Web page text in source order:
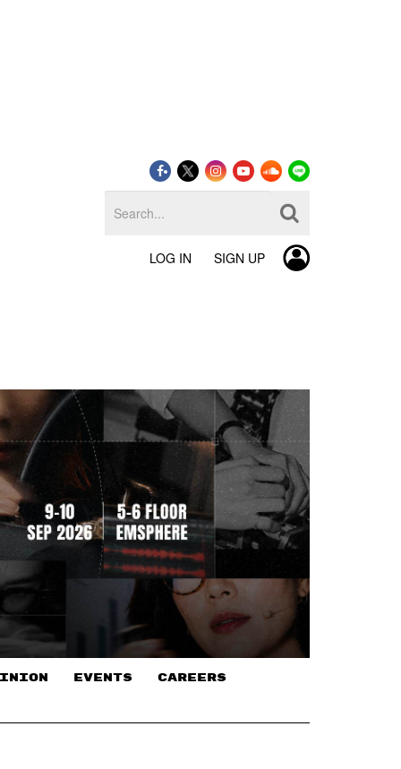
LOG IN SIGN UP
EVENTS CAREERS